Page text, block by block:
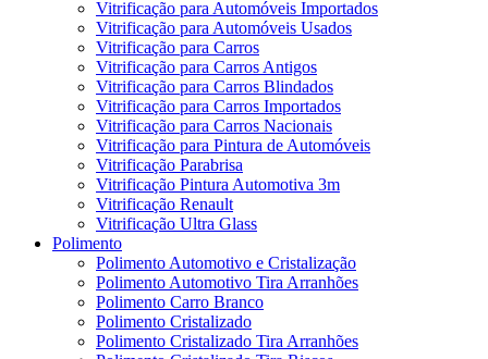
Vitrificação para Automóveis Importados
Vitrificação para Automóveis Usados
Vitrificação para Carros
Vitrificação para Carros Antigos
Vitrificação para Carros Blindados
Vitrificação para Carros Importados
Vitrificação para Carros Nacionais
Vitrificação para Pintura de Automóveis
Vitrificação Parabrisa
Vitrificação Pintura Automotiva 3m
Vitrificação Renault
Vitrificação Ultra Glass
Polimento
Polimento Automotivo e Cristalização
Polimento Automotivo Tira Arranhões
Polimento Carro Branco
Polimento Cristalizado
Polimento Cristalizado Tira Arranhões